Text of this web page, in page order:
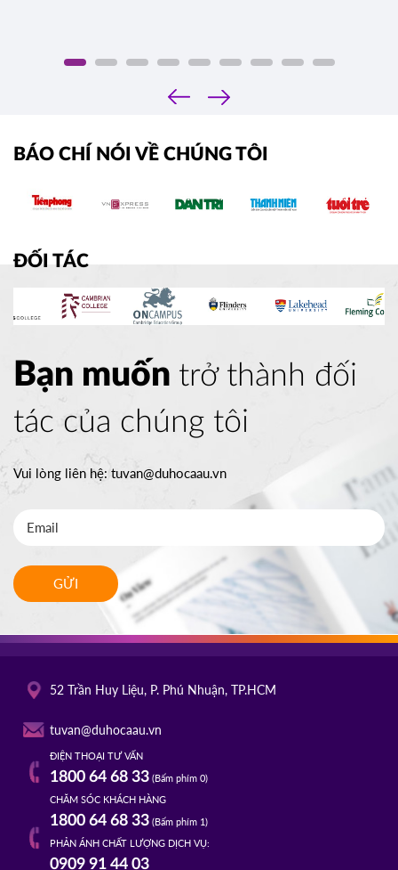
‹
›
BÁO CHÍ NÓI VỀ CHÚNG TÔI
ĐỐI TÁC
Bạn muốn trở thành đối
tác của chúng tôi
Vui lòng liên hệ: tuvan@duhocaau.vn
GỬI
52 Trần Huy Liệu, P. Phú Nhuận, TP.HCM
tuvan@duhocaau.vn
ĐIỆN THOẠI TƯ VẤN
1800 64 68 33(Bấm phím 0)
CHĂM SÓC KHÁCH HÀNG
1800 64 68 33(Bấm phím 1)
PHẢN ÁNH CHẤT LƯỢNG DỊCH VỤ:
0909 91 44 03